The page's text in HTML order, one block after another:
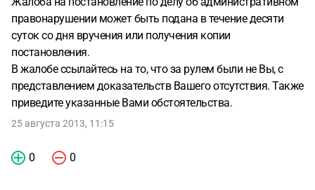
правонарушении может быть подана в течение десяти
суток со дня вручения или получения копии
постановления.
В жалобе ссылайтесь на то, что за рулем были не Вы, с
представлением доказательств Вашего отсутствия. Также
приведите указанные Вами обстоятельства.
25 августа 2013, 11:15
0 0